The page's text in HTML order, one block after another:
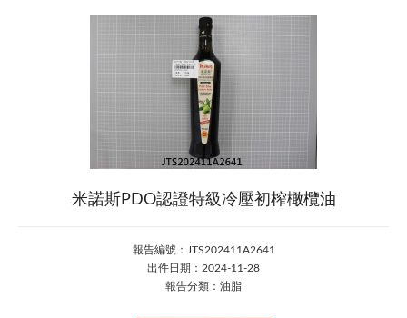
米諾斯PDO認證特級冷壓初榨橄欖油
報告編號：JTS202411A2641
出件日期：2024-11-28
報告分類：油脂